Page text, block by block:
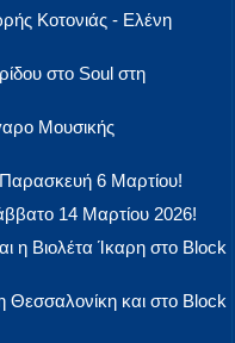
Κοτονιάς - Ελένη
στο Soul στη
Μουσικής
6 Μαρτίου!
14 Μαρτίου 2026!
η Βιολέτα Ίκαρη στο Block
Θεσσαλονίκη και στο Block